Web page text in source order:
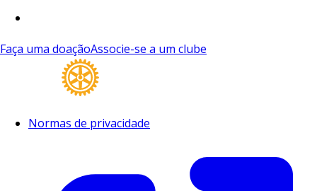
Faça uma doaçãoAssocie-se a um clube
Normas de privacidade